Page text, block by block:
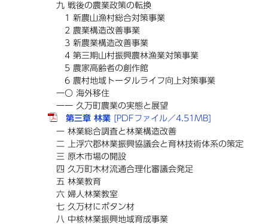
九 戦後の農業政策の転換
1 新農山漁村総合対策事業
2 農業構造改善事業
3 新農業構造改善事業
4 第三期山村振興農林漁業対策事業
5 農家高齢者の創作館
6 農村地域トータルライフ向上対策事業
一〇 海外移住
一一 久万町農業の実態と展望
第三章 林業 [PDFファイル／4.51MB]
一 林業総合調査と林業構造改善
二 上浮穴郡林業振興協議会と育林技術体系の策定
三 原木市場の開設
四 久万町木材流通合理化審議会発足
五 林業教育
六 婦人林業教室
七 久万材にボタン材
八 中核林業振興地域育成事業